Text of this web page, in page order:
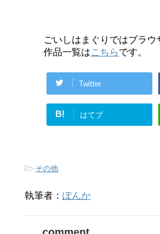
ごいしはまぐりではブラウ
作品一覧はこちらです。
Twitter
B! はてブ
-その他
執筆者： ぽんか